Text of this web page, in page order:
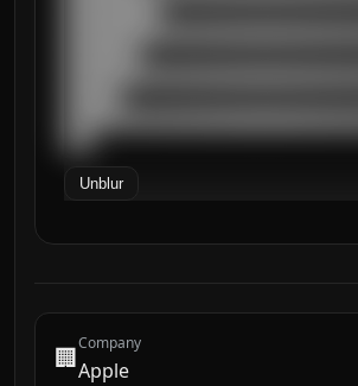
███
Unblur
🏢Company
Apple